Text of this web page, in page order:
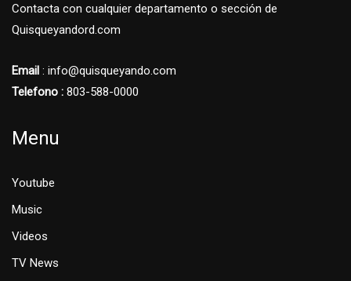
Contacta con cualquier departamento o sección de
Quisqueyandord.com
Email : info@quisqueyando.com
Telefono : 803-588-0000
Menu
Youtube
Music
Videos
TV News